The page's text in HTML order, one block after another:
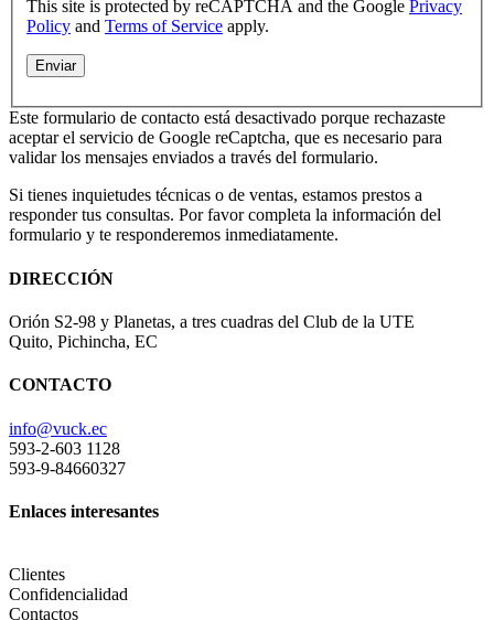
This site is protected by reCAPTCHA and the Google Privacy
Policy and Terms of Service apply.
Este formulario de contacto está desactivado porque rechazaste
aceptar el servicio de Google reCaptcha, que es necesario para
validar los mensajes enviados a través del formulario.
Si tienes inquietudes técnicas o de ventas, estamos prestos a
responder tus consultas. Por favor completa la información del
formulario y te responderemos inmediatamente.
DIRECCIÓN
Orión S2-98 y Planetas, a tres cuadras del Club de la UTE
Quito, Pichincha, EC
CONTACTO
info@vuck.ec
593-2-603 1128
593-9-84660327
Enlaces interesantes
Clientes
Confidencialidad
Contactos